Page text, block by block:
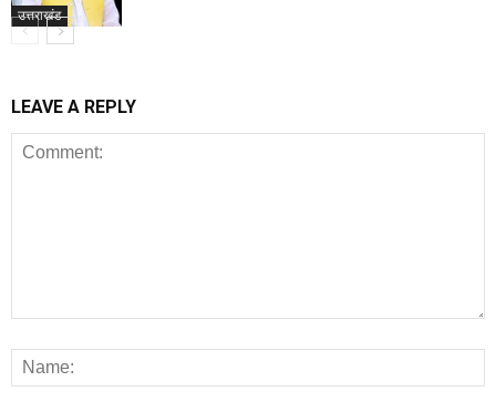
उत्तराखंड
LEAVE A REPLY